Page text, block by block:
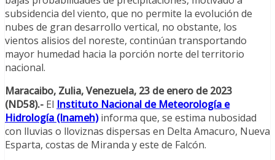
subsidencia del viento, que no permite la evolución de
nubes de gran desarrollo vertical, no obstante, los
vientos alisios del noreste, continúan transportando
mayor humedad hacia la porción norte del territorio
nacional.
Maracaibo, Zulia, Venezuela, 23 de enero de 2023
(ND58).- El Instituto Nacional de Meteorología e
Hidrología (Inameh)informa que, se estima nubosidad
con lluvias o lloviznas dispersas en Delta Amacuro, Nueva
Esparta, costas de Miranda y este de Falcón.